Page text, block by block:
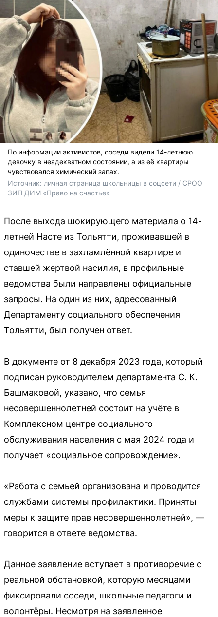
По информации активистов, соседи видели 14-летнюю
девочку в неадекватном состоянии, а из её квартиры
чувствовался химический запах.
Источник: личная страница школьницы в соцсети / СРОО
ЗИП ДИМ «Право на счастье»
После выхода шокирующего материала о 14-
летней Насте из Тольятти, проживавшей в
одиночестве в захламлённой квартире и
ставшей жертвой насилия, в профильные
ведомства были направлены официальные
запросы. На один из них, адресованный
Департаменту социального обеспечения
Тольятти, был получен ответ.
В документе от 8 декабря 2023 года, который
подписан руководителем департамента С. К.
Башмаковой, указано, что семья
несовершеннолетней состоит на учёте в
Комплексном центре социального
обслуживания населения с мая 2024 года и
получает «социальное сопровождение».
«Работа с семьей организована и проводится
службами системы профилактики. Приняты
меры к защите прав несовершеннолетней», —
говорится в ответе ведомства.
Данное заявление вступает в противоречие с
реальной обстановкой, которую месяцами
фиксировали соседи, школьные педагоги и
волонтёры. Несмотря на заявленное